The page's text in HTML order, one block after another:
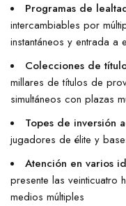
Programas de
intercambiables por
instantáneos y entrada a
Colecciones de
millares de títulos de
simultáneos con plazas
Topes de inversión
jugadores de élite y
Atención en varios
presente las veinticuatro
medios múltiples